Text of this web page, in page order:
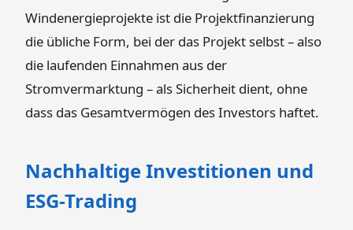
Windenergieprojekte ist die Projektfinanzierung
die übliche Form, bei der das Projekt selbst – also
die laufenden Einnahmen aus der
Stromvermarktung – als Sicherheit dient, ohne
dass das Gesamtvermögen des Investors haftet.
Nachhaltige Investitionen und
ESG-Trading